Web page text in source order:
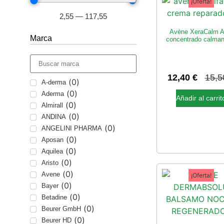
2,55— 117,55
Marca
A-derma (0)
Aderma (0)
Almirall (0)
ANDINA (0)
ANGELINI PHARMA (0)
Aposan (0)
Aquilea (0)
Aristo (0)
Avene (0)
Bayer (0)
Betadine (0)
Beurer GmbH (0)
Beurer HD (0)
Avène XeraCalm
concentrado
12,40 €
Añadir al
¡Oferta!